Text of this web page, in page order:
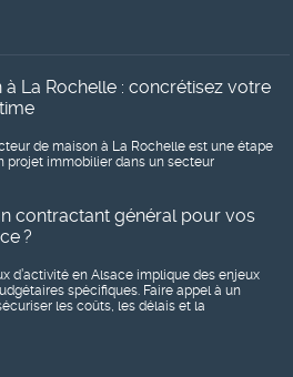
La Rochelle : concrétisez votre
de maison à La Rochelle est une étape
projet immobilier dans un secteur
contractant général pour vos
?
d’activité en Alsace implique des enjeux
spécifiques. Faire appel à un
les coûts, les délais et la